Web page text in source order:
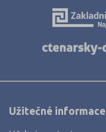
Užitečné informace